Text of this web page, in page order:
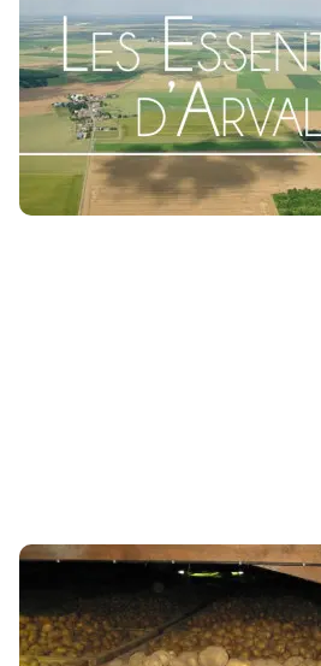
stratégie envisager avec les
antigerminatifs ?
La gamme de produits pour
tubercules au stockage s’est...
04 NOV. 2025
Antigerminatif des pommes
CIPC : points réglementaire
L’utilisation du chlorprophame